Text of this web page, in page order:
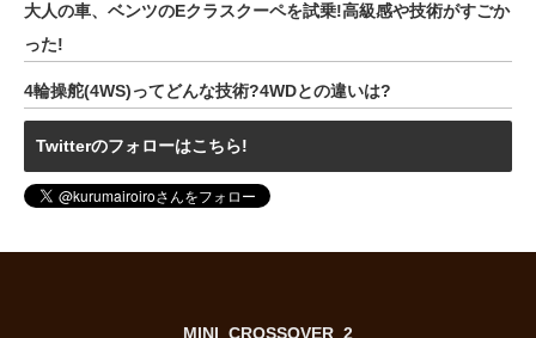
大人の車、ベンツのEクラスクーペを試乗!高級感や技術がすごか
った!
4輪操舵(4WS)ってどんな技術?4WDとの違いは?
Twitterのフォローはこちら!
MINI_CROSSOVER_2